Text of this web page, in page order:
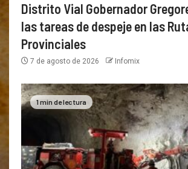
Distrito Vial Gobernador
las tareas de despeje en las
Provinciales
7 de agosto de 2026 Infomix
1 min de lectura